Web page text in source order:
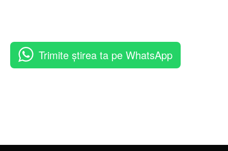
Trimite știrea ta pe WhatsApp